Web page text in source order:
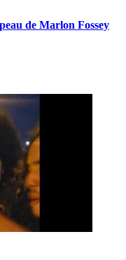
de Marlon Fossey